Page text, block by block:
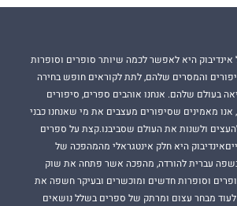
היא לאפשר לכמה שיותר סופרים וסופרות
והמסרים שלהם, לתת לקוראים חופש בחירה
בעולם שלהם. אנחנו אוהבים ספרים, סיפורים
אנו מאמינים שסיפורים מעצבים את מי שאנחנו כבני
ולשנות את העולם שסביבנו.קצת על ספרים
היא חלק אינטגראלי מהמהפכה של
עברית להורדה, מהפכה אשר פתחה את שוק
וסופרות חדשים ומוכשרים ובעיקר חשפה את
מבחר עצום ומרתק של ספרים בשלל נושאים